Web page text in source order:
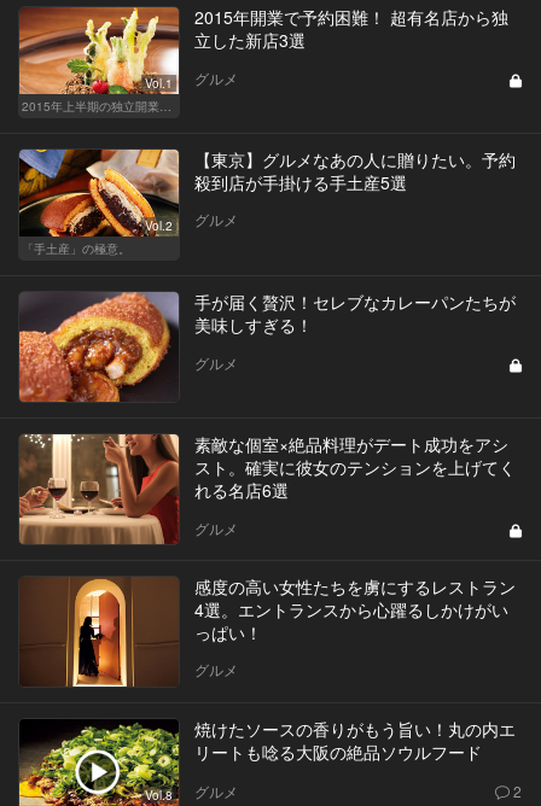
Vol.1
2015年開業で予約困難！ 超有名店から独
立した新店3選
グルメ
Vol.2
「手土産」の極意。
【東京】グルメなあの人に贈りたい。予約
殺到店が手掛ける手土産5選
グルメ
手が届く贅沢！セレブなカレーパンたちが
美味しすぎる！
グルメ
素敵な個室×絶品料理がデート成功をアシ
スト。確実に彼女のテンションを上げてく
れる名店6選
グルメ
感度の高い女性たちを虜にするレストラン
4選。エントランスから心躍るしかけがい
っぱい！
グルメ
Vol.8
焼けたソースの香りがもう旨い！丸の内エ
リートも唸る大阪の絶品ソウルフード
グルメ 2